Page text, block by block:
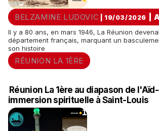
BELZAMINE LUDOVIC | 19/03/2026
Il y a 80 ans, en mars 1946, La Réunion
département français, marquant un
son histoire
RÉUNION LA 1ÈRE
Réunion La 1ère au diapason de
immersion spirituelle à Saint-Louis